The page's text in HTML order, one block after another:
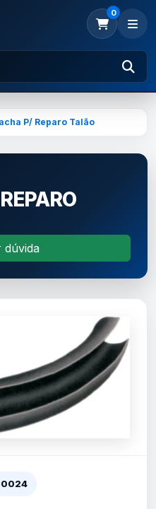
0
P/ Reparo Talão
dúvida